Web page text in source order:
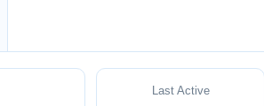
Last Active